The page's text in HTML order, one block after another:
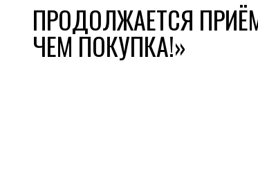
ПРОДОЛЖАЕТСЯ
ЧЕМ ПОКУПКА!»